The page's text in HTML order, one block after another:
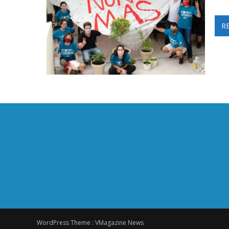
WordPress Theme : VMagazine News